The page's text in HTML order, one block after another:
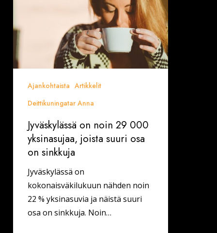
000
suuri
sinkkuja
Ajankohtaista Artikkelit
Deittikuningatar Anna
Jyväskylässä on noin 29 000
yksinasujaa, joista suuri osa
on sinkkuja
Jyväskylässä on
kokonaisväkilukuun nähden noin
22 % yksinasuvia ja näistä suuri
osa on sinkkuja. Noin…